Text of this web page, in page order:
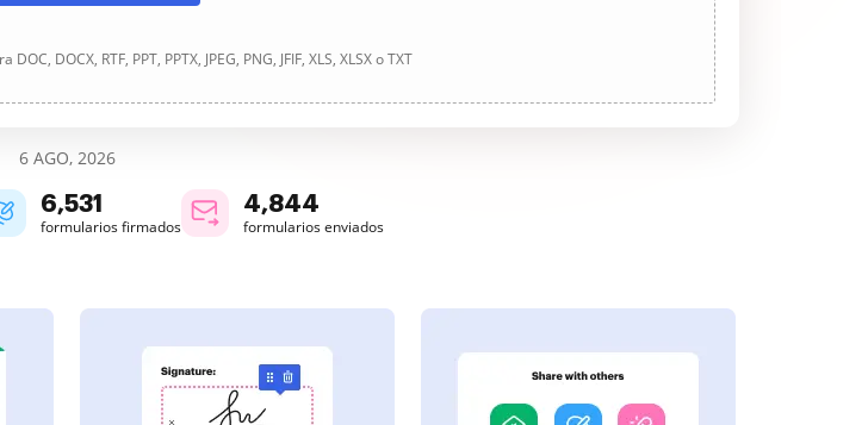
DOCX, RTF, PPT, PPTX, JPEG, PNG, JFIF, XLS, XLSX o TXT
6 AGO, 2026
6,531
formularios firmados
4,844
formularios enviados